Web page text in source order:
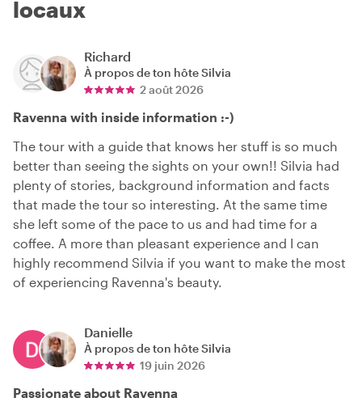
locaux
Richard
À propos de ton hôteSilvia
2 août 2026
Ravenna with inside information :-)
The tour with a guide that knows her stuff is so much
better than seeing the sights on your own!! Silvia had
plenty of stories, background information and facts
that made the tour so interesting. At the same time
she left some of the pace to us and had time for a
coffee. A more than pleasant experience and I can
highly recommend Silvia if you want to make the most
of experiencing Ravenna's beauty.
Danielle
À propos de ton hôteSilvia
19 juin 2026
Passionate about Ravenna